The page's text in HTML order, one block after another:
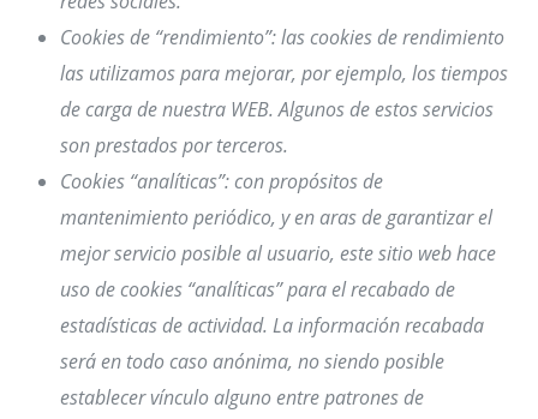
Cookies de “rendimiento”: las cookies de rendimiento
las utilizamos para mejorar, por ejemplo, los tiempos
de carga de nuestra WEB. Algunos de estos servicios
son prestados por terceros.
Cookies “analíticas”: con propósitos de
mantenimiento periódico, y en aras de garantizar el
mejor servicio posible al usuario, este sitio web hace
uso de cookies “analíticas” para el recabado de
estadísticas de actividad. La información recabada
será en todo caso anónima, no siendo posible
establecer vínculo alguno entre patrones de